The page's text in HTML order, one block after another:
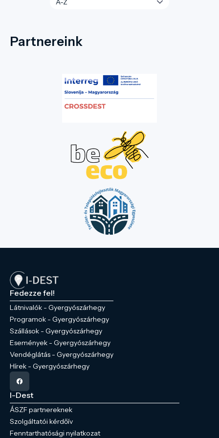
Partnereink
Fedezze fel!
Látnivalók - Gyergyószárhegy
Programok - Gyergyószárhegy
Szállások - Gyergyószárhegy
Események - Gyergyószárhegy
Vendéglátás - Gyergyószárhegy
Hírek - Gyergyószárhegy
I-Dest
ÁSZF partnereknek
Szolgáltatói kérdőív
Fenntarthatósági nyilatkozat